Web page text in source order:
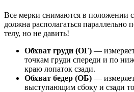
Все мерки снимаются в положении
должна располагаться параллельно
телу, но не давить!
Обхват груди (ОГ) —
точкам груди спереди и по
краю лопаток сзади.
Обхват бедер (ОБ) —
выступающим сбоку и сзади